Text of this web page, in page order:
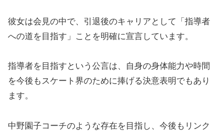
彼女は会見の中で、引退後のキャリアとして「指導者
への道を目指す」ことを明確に宣言しています。
指導者を目指すという公言は、自身の身体能力や時間
を今後もスケート界のために捧げる決意表明でもあり
ます。
中野園子コーチのような存在を目指し、今後もリンク